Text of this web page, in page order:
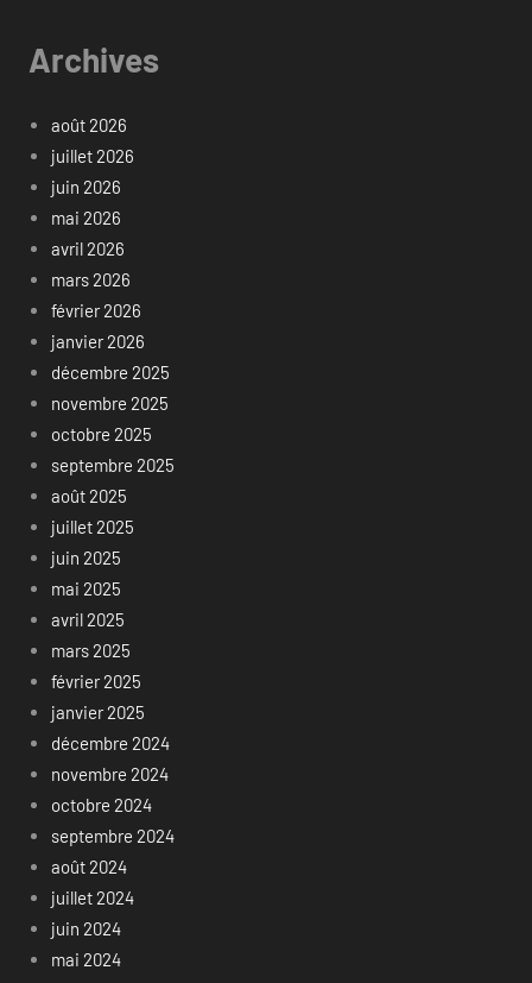
Archives
août 2026
juillet 2026
juin 2026
mai 2026
avril 2026
mars 2026
février 2026
janvier 2026
décembre 2025
novembre 2025
octobre 2025
septembre 2025
août 2025
juillet 2025
juin 2025
mai 2025
avril 2025
mars 2025
février 2025
janvier 2025
décembre 2024
novembre 2024
octobre 2024
septembre 2024
août 2024
juillet 2024
juin 2024
mai 2024